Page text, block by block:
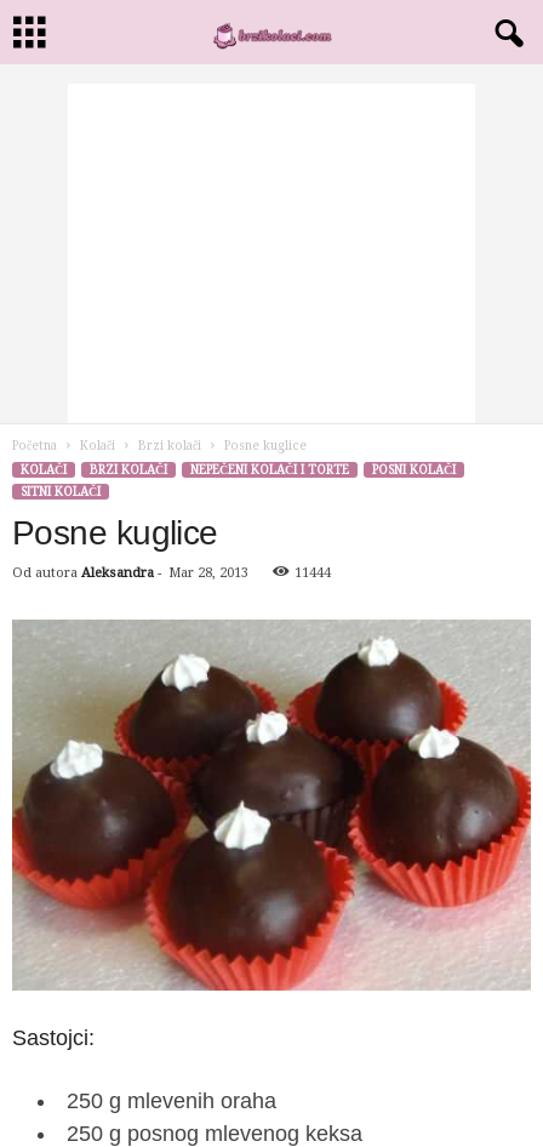
Početna Kolači Brzi kolači
Posne kuglice
KOLAČI
BRZI KOLAČI NEPEČENI KOLAČI I TORTE
POSNI KOLAČI
SITNI KOLAČI
Posne kuglice
Od autora Aleksandra - Mar 28, 2013 11444
Sastojci:
250 g mlevenih oraha
250 g posnog mlevenog keksa